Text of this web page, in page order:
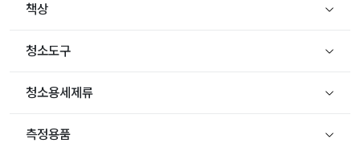
책상
청소도구
청소용세제류
측정용품